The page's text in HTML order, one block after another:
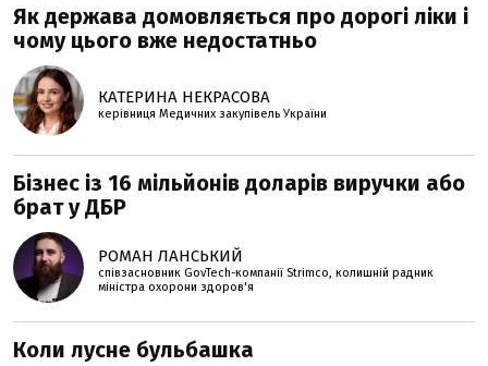
Як держава домовляється про дорогі ліки і
чому цього вже недостатньо
КАТЕРИНА НЕКРАСОВА
керівниця Медичних закупівель України
Бізнес із 16 мільйонів доларів виручки або
брат у ДБР
РОМАН ЛАНСЬКИЙ
співзасновник GovTech-компанії Strimco, колишній радник
міністра охорони здоров'я
Коли лусне бульбашка